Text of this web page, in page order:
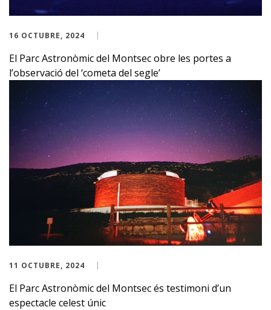
16 OCTUBRE, 2024
El Parc Astronòmic del Montsec obre les portes a
l’observació del ‘cometa del segle’
11 OCTUBRE, 2024
El Parc Astronòmic del Montsec és testimoni d’un
espectacle celest únic